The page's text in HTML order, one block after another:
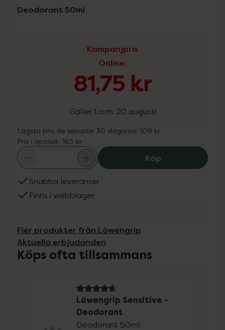
Deodorant 50ml
Kampanjpris
Online:
81,75 kr
Gäller t.o.m. 20 augusti
Lägsta pris de senaste 30 dagarna: 109 kr
Pris i apotek: 165 kr
KöpLöwengrip
Snabba leveranser
Finns i webblager
Fler produkter från Löwengrip
Aktuella erbjudanden
Köps ofta tillsammans
4.7 av 5 i omdöme
Löwengrip Sensitive -
Deodorant
Deodorant 50ml